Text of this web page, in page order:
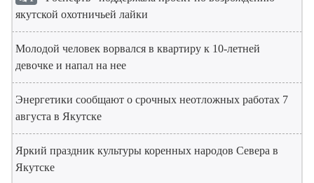
якутской охотничьей лайки
Молодой человек ворвался в квартиру к 10-летней
девочке и напал на нее
Энергетики сообщают о срочных неотложных работах 7
августа в Якутске
Яркий праздник культуры коренных народов Севера в
Якутске